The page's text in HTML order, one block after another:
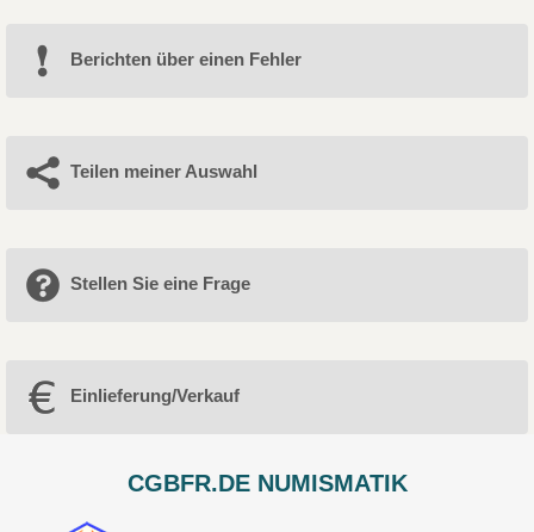
Berichten über einen Fehler
Teilen meiner Auswahl
Stellen Sie eine Frage
Einlieferung/Verkauf
CGBFR.DE NUMISMATIK